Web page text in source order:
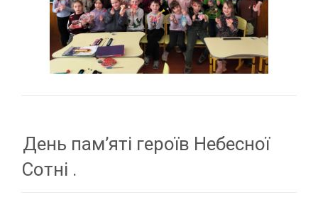
День пам’яті героїв Небесної
Сотні .